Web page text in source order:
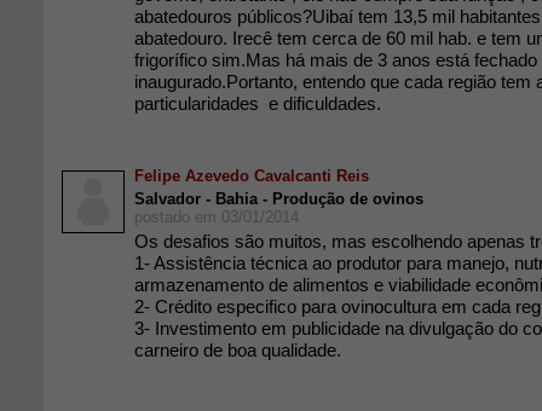
abatedouros públicos?Uibaí tem 13,5 mil
abatedouro. Irecê tem cerca de 60 mil hab. e tem
frigorífico sim.Mas há mais de 3 anos está fechado
inaugurado.Portanto, entendo que cada região tem
particularidades e dificuldades.
Felipe Azevedo Cavalcanti Reis
Salvador - Bahia - Produção de ovinos
postado em 03/01/2014
Os desafios são muitos, mas escolhendo apenas
1- Assistência técnica ao produtor para manejo,
armazenamento de alimentos e viabilidade
2- Crédito especifico para ovinocultura em cada
3- Investimento em publicidade na divulgação do
carneiro de boa qualidade.